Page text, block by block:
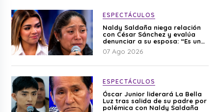
ESPECTÁCULOS
Naldy Saldaña niega relación
con César Sánchez y evalúa
denunciar a su esposa: “Es una
difamación”
07 Ago 2026
ESPECTÁCULOS
Óscar Junior liderará La Bella
Luz tras salida de su padre por
polémica con Naldy Saldaña